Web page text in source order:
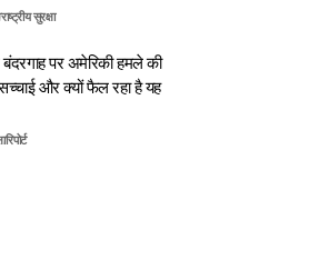
राष्ट्रीय सुरक्षा
बंदरगाह पर अमेरिकी हमले की
और क्यों फैल रहा है यह
रिपोर्ट